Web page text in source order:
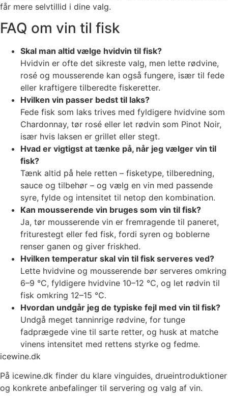
får mere selvtillid i dine valg.
FAQ om vin til fisk
Skal man altid vælge hvidvin til fisk?
Hvidvin er ofte det sikreste valg, men lette rødvine,
rosé og mousserende kan også fungere, især til fede
eller kraftigere tilberedte fiskeretter.
Hvilken vin passer bedst til laks?
Fede fisk som laks trives med fyldigere hvidvine som
Chardonnay, tør rosé eller let rødvin som Pinot Noir,
især hvis laksen er grillet eller stegt.
Hvad er vigtigst at tænke på, når jeg vælger vin til
fisk?
Tænk altid på hele retten – fisketype, tilberedning,
sauce og tilbehør – og vælg en vin med passende
syre, fylde og intensitet til netop den kombination.
Kan mousserende vin bruges som vin til fisk?
Ja, tør mousserende vin er fremragende til paneret,
friturestegt eller fed fisk, fordi syren og boblerne
renser ganen og giver friskhed.
Hvilken temperatur skal vin til fisk serveres ved?
Lette hvidvine og mousserende bør serveres omkring
6–9 °C, fyldigere hvidvine 10–12 °C, og let rødvin til
fisk omkring 12–15 °C.
Hvordan undgår jeg de typiske fejl med vin til fisk?
Undgå meget tanninrige rødvine, for tunge
fadprægede vine til sarte retter, og husk at matche
vinens intensitet med rettens styrke og fedme.
icewine.dk
På icewine.dk finder du klare vinguides, drueintroduktioner
og konkrete anbefalinger til servering og valg af vin.